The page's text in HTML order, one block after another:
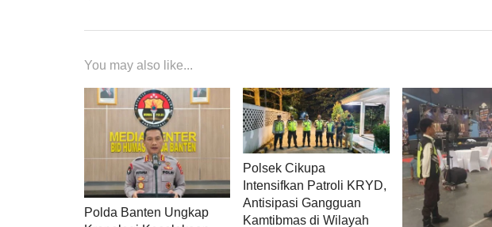
You may also like...
Polda Banten Ungkap
Polsek Cikupa
Intensifkan Patroli KRYD,
Antisipasi Gangguan
Kamtibmas di Wilayah